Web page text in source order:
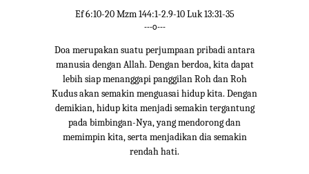
Ef 6:10-20 Mzm 144:1-2.9-10 Luk 13:31-35
---o---
Doa merupakan suatu perjumpaan pribadi antara
manusia dengan Allah. Dengan berdoa, kita dapat
lebih siap menanggapi panggilan Roh dan Roh
Kudus akan semakin menguasai hidup kita. Dengan
demikian, hidup kita menjadi semakin tergantung
pada bimbingan-Nya, yang mendorong dan
memimpin kita, serta menjadikan dia semakin
rendah hati.